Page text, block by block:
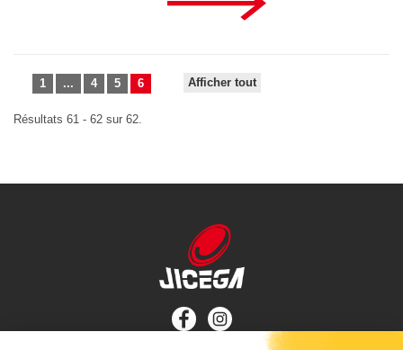
Afficher tout
1 ... 4 5 6
Résultats 61 - 62 sur 62.